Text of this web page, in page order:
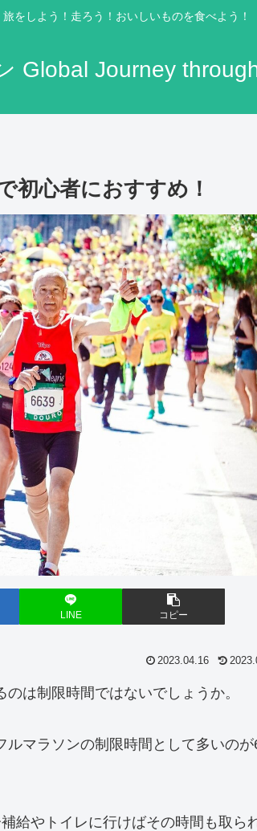
旅をしよう！走ろう！おいしいものを食べよう！
Global Journey
初心者におすすめ！
LINE コピー
2023.04.16
は制限時間ではないでしょうか。
マラソンの制限時間として多いのが
給やトイレに行けばその時間も取ら